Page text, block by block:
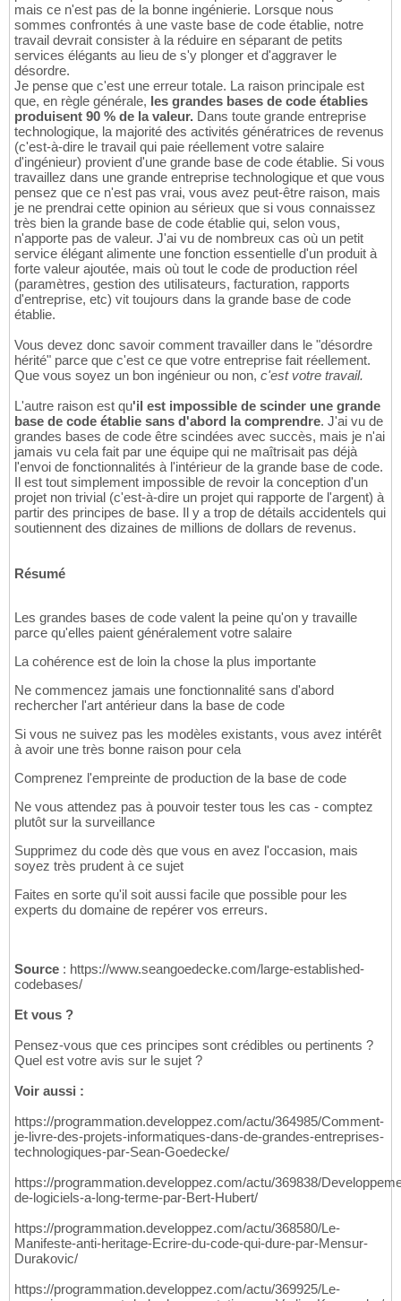
mais ce n'est pas de la bonne ingénierie. Lorsque nous
sommes confrontés à une vaste base de code établie, notre
travail devrait consister à la réduire en séparant de petits
services élégants au lieu de s'y plonger et d'aggraver le
désordre.
Je pense que c'est une erreur totale. La raison principale est
que, en règle générale, les grandes bases de code établies
produisent 90 % de la valeur. Dans toute grande entreprise
technologique, la majorité des activités génératrices de revenus
(c'est-à-dire le travail qui paie réellement votre salaire
d'ingénieur) provient d'une grande base de code établie. Si vous
travaillez dans une grande entreprise technologique et que vous
pensez que ce n'est pas vrai, vous avez peut-être raison, mais
je ne prendrai cette opinion au sérieux que si vous connaissez
très bien la grande base de code établie qui, selon vous,
n'apporte pas de valeur. J'ai vu de nombreux cas où un petit
service élégant alimente une fonction essentielle d'un produit à
forte valeur ajoutée, mais où tout le code de production réel
(paramètres, gestion des utilisateurs, facturation, rapports
d'entreprise, etc) vit toujours dans la grande base de code
établie.
Vous devez donc savoir comment travailler dans le "désordre
hérité" parce que c'est ce que votre entreprise fait réellement.
Que vous soyez un bon ingénieur ou non, c'est votre travail.
L'autre raison est qu'il est impossible de scinder une grande
base de code établie sans d'abord la comprendre. J'ai vu de
grandes bases de code être scindées avec succès, mais je n'ai
jamais vu cela fait par une équipe qui ne maîtrisait pas déjà
l'envoi de fonctionnalités à l'intérieur de la grande base de code.
Il est tout simplement impossible de revoir la conception d'un
projet non trivial (c'est-à-dire un projet qui rapporte de l'argent) à
partir des principes de base. Il y a trop de détails accidentels qui
soutiennent des dizaines de millions de dollars de revenus.
Résumé
Les grandes bases de code valent la peine qu'on y travaille
parce qu'elles paient généralement votre salaire
La cohérence est de loin la chose la plus importante
Ne commencez jamais une fonctionnalité sans d'abord
rechercher l'art antérieur dans la base de code
Si vous ne suivez pas les modèles existants, vous avez intérêt
à avoir une très bonne raison pour cela
Comprenez l'empreinte de production de la base de code
Ne vous attendez pas à pouvoir tester tous les cas - comptez
plutôt sur la surveillance
Supprimez du code dès que vous en avez l'occasion, mais
soyez très prudent à ce sujet
Faites en sorte qu'il soit aussi facile que possible pour les
experts du domaine de repérer vos erreurs.
Source : https://www.seangoedecke.com/large-established-
codebases/
Et vous ?
Pensez-vous que ces principes sont crédibles ou pertinents ?
Quel est votre avis sur le sujet ?
Voir aussi :
https://programmation.developpez.com/actu/364985/Comment-
je-livre-des-projets-informatiques-dans-de-grandes-entreprises-
technologiques-par-Sean-Goedecke/
https://programmation.developpez.com/actu/369838/
de-logiciels-a-long-terme-par-Bert-Hubert/
https://programmation.developpez.com/actu/368580/Le-
Manifeste-anti-heritage-Ecrire-du-code-qui-dure-par-Mensur-
Durakovic/
https://programmation.developpez.com/actu/369925/Le-